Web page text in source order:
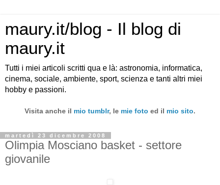
maury.it/blog - Il blog di
maury.it
Tutti i miei articoli scritti qua e là: astronomia, informatica,
cinema, sociale, ambiente, sport, scienza e tanti altri miei
hobby e passioni.
Visita anche il mio tumblr, le mie foto ed il mio sito.
martedì 23 dicembre 2008
Olimpia Mosciano basket - settore
giovanile